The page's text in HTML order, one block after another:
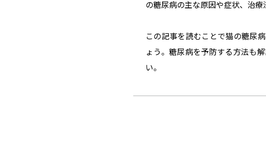
の糖尿病の主な原因や症状、治療
この記事を読むことで猫の糖尿
ょう。糖尿病を予防する方法も
い。